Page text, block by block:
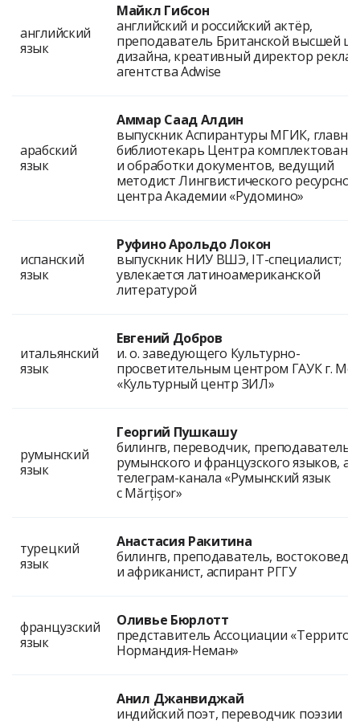
английский
язык
Майкл Гибсон
английский и российский актёр,
преподаватель Британской высшей
дизайна, креативный директор
агентства Adwise
арабский
язык
Аммар Саад Алдин
выпускник Аспирантуры МГИК,
библиотекарь Центра
и обработки документов, ведущий
методист Лингвистического
центра Академии «Рудомино»
испанский
язык
Руфино Арольдо Локон
выпускник НИУ ВШЭ, IT-специалист;
увлекается латиноамериканской
литературой
итальянский
язык
​Евгений Добров
и. о. заведующего Культурно-
просветительным центром ГАУК г.
«Культурный центр ЗИЛ»
румынский
язык
Георгий Пушкашу
билингв, переводчик, преподаватель
румынского и французского языков,
телеграм-канала «Румынский язык
с Mărțișor»
турецкий
язык
Анастасия Ракитина
билингв, преподаватель, востоковед
и африканист, аспирант РГГУ
французский
язык
Оливье Бюрлотт
представитель Ассоциации
Нормандия-Неман»
Анил Джанвиджай
индийский поэт, переводчик поэзии